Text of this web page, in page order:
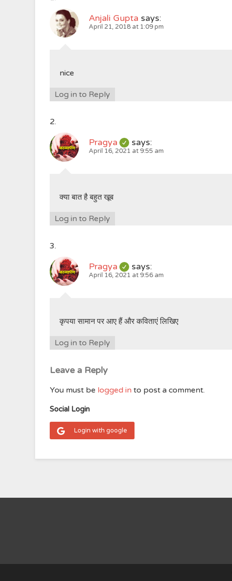
Anjali Gupta says:
April 21, 2018 at 1:09 pm
nice
Log in to Reply
Pragya says:
April 16, 2021 at 9:55 am
क्या बात है बहुत खूब
Log in to Reply
Pragya says:
April 16, 2021 at 9:56 am
कृपया सामान पर आए हैं और कविताएं लिखिए
Log in to Reply
Leave a Reply
You must be logged in to post a comment.
Social Login
Login with google